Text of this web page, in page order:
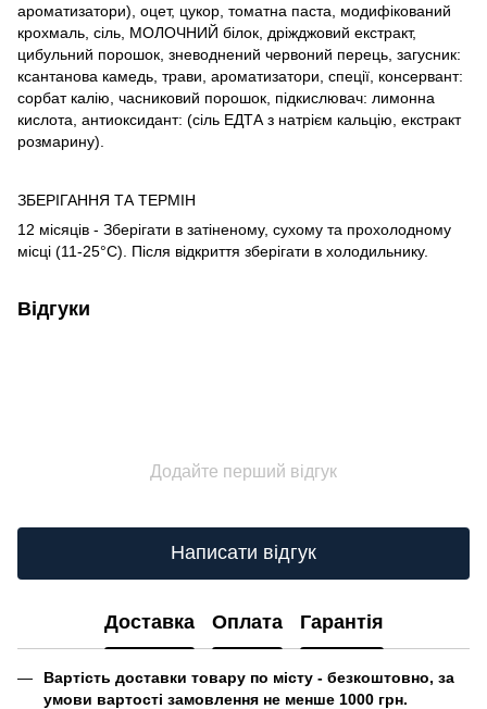
ароматизатори), оцет, цукор, томатна паста, модифікований
крохмаль, сіль, МОЛОЧНИЙ білок, дріжджовий екстракт,
цибульний порошок, зневоднений червоний перець, загусник:
ксантанова камедь, трави, ароматизатори, спеції, консервант:
сорбат калію, часниковий порошок, підкислювач: лимонна
кислота, антиоксидант: (сіль ЕДТА з натрієм кальцію, екстракт
розмарину).
ЗБЕРІГАННЯ ТА ТЕРМІН
12 місяців - Зберігати в затіненому, сухому та прохолодному
місці (11-25°C). Після відкриття зберігати в холодильнику.
Відгуки
Додайте перший відгук
Написати відгук
Доставка Оплата Гарантія
Вартість доставки товару по місту - безкоштовно, за
умови вартості замовлення не менше 1000 грн.